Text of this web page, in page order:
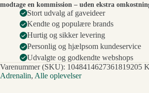
modtage en kommission – uden ekstra
Stort udvalg af gaveideer
Kendte og populære brands
Hurtig og sikker levering
Personlig og hjælpsom kundeservice
Udvalgte og godkendte webshops
Varenummer (SKU): 1048414627361819205
Adrenalin, Alle oplevelser